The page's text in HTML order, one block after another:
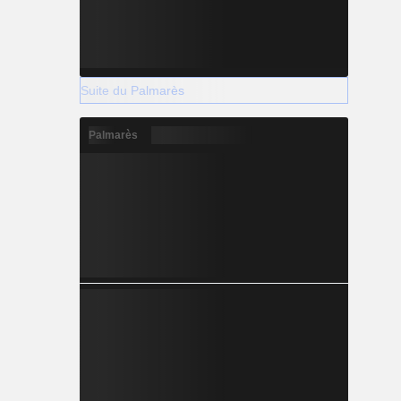
Suite du Palmarès
Palmarès